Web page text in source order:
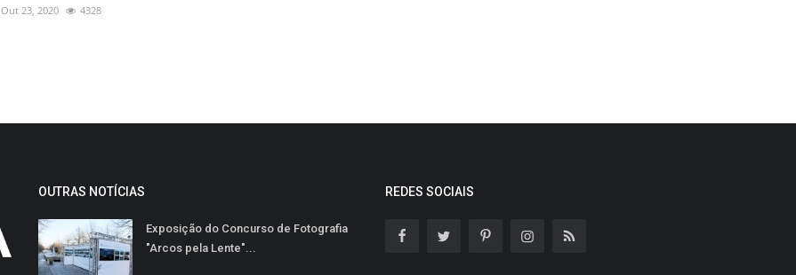
Out 23, 2020 4328
OUTRAS NOTÍCIAS
Exposição do Concurso de Fotografia
"Arcos pela Lente"...
REDES SOCIAIS